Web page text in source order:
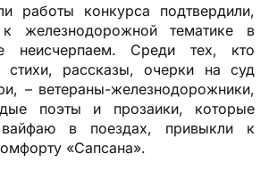
работы конкурса подтвердили,
железнодорожной тематике в
неисчерпаем. Среди тех, кто
стихи, рассказы, очерки на суд
– ветераны-железнодорожники,
поэты и прозаики, которые
в поездах, привыкли к
«Сапсана».